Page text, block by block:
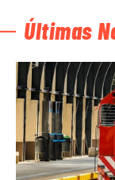
Últimas